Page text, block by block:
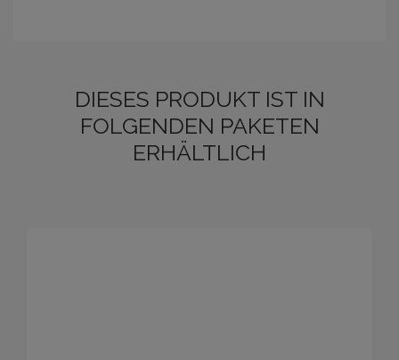
DIESES PRODUKT IST IN
FOLGENDEN PAKETEN
ERHÄLTLICH